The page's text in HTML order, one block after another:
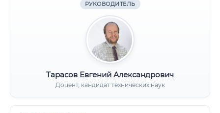
РУКОВОДИТЕЛЬ
Тарасов Евгений Александрович
Доцент, кандидат технических наук